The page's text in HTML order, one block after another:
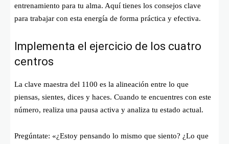
entrenamiento para tu alma. Aquí tienes los consejos clave
para trabajar con esta energía de forma práctica y efectiva.
Implementa el ejercicio de los cuatro
centros
La clave maestra del 1100 es la alineación entre lo que
piensas, sientes, dices y haces. Cuando te encuentres con este
número, realiza una pausa activa y analiza tu estado actual.
Pregúntate: «¿Estoy pensando lo mismo que siento? ¿Lo que